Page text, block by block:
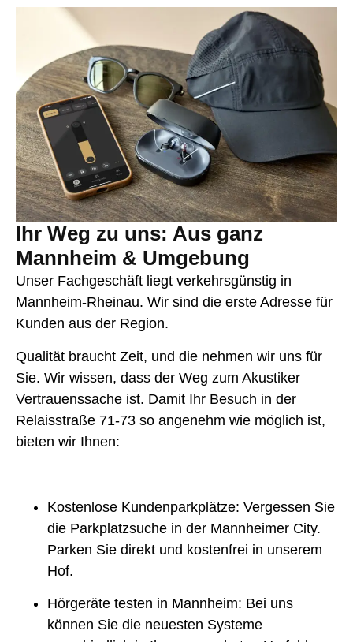
Ihr Weg zu uns: Aus ganz
Mannheim & Umgebung
Unser Fachgeschäft liegt verkehrsgünstig in
Mannheim-Rheinau. Wir sind die erste Adresse für
Kunden aus der Region.
Qualität braucht Zeit, und die nehmen wir uns für
Sie. Wir wissen, dass der Weg zum Akustiker
Vertrauenssache ist. Damit Ihr Besuch in der
Relaisstraße 71-73 so angenehm wie möglich ist,
bieten wir Ihnen:
Kostenlose Kundenparkplätze: Vergessen Sie
die Parkplatzsuche in der Mannheimer City.
Parken Sie direkt und kostenfrei in unserem
Hof.
Hörgeräte testen in Mannheim: Bei uns
können Sie die neuesten Systeme